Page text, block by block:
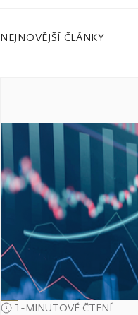
NEJNOVĚJŠÍ ČLÁNKY
1-MINUTOVÉ ČTENÍ